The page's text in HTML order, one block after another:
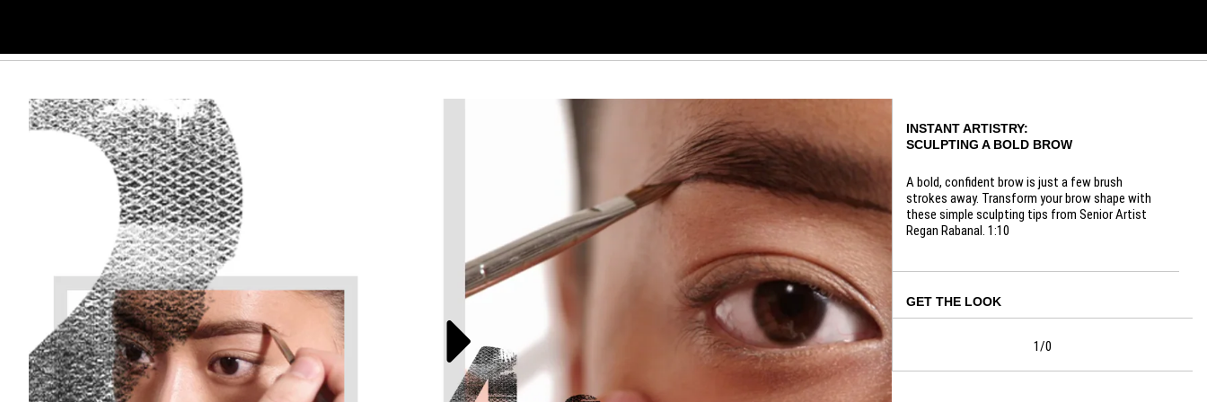
INSTANT ARTISTRY:
SCULPTING A BOLD BROW
A bold, confident brow is just a few brush
strokes away. Transform your brow shape with
these simple sculpting tips from Senior Artist
Regan Rabanal. 1:10
GET THE LOOK
1/0